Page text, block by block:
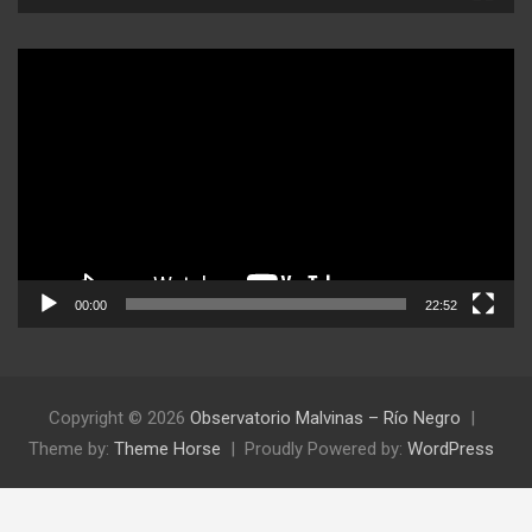
00:00 22:52
Copyright © 2026 Observatorio Malvinas – Río Negro
Theme by: Theme Horse Proudly Powered by: WordPress